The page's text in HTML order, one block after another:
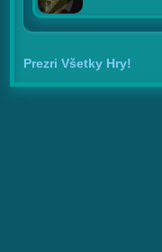
Prezri Všetky Hry!